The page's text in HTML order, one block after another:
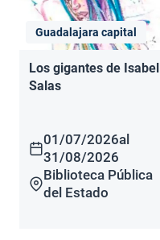
Guadalajara capital
Los gigantes de Isabel
Salas
01/07/2026al
31/08/2026
Biblioteca Pública
del Estado